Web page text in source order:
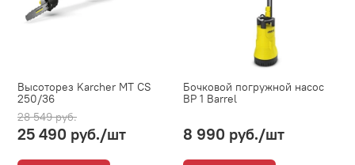
Высоторез Karcher MT CS
250/36
28 549 руб.
25 490 руб./шт
Бочковой погружной насос
BP 1 Barrel
8 990 руб./шт